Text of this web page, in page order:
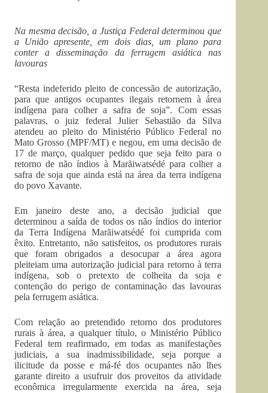
Na mesma decisão, a Justiça Federal determinou que
a União apresente, em dois dias, um plano para
conter a disseminação da ferrugem asiática nas
lavouras
“Resta indeferido pleito de concessão de autorização,
para que antigos ocupantes ilegais retornem à área
indígena para colher a safra de soja”. Com essas
palavras, o juiz federal Julier Sebastião da Silva
atendeu ao pleito do Ministério Público Federal no
Mato Grosso (MPF/MT) e negou, em uma decisão de
17 de março, qualquer pedido que seja feito para o
retorno de não índios à Marãiwatsédé para colher a
safra de soja que ainda está na área da terra indígena
do povo Xavante.
Em janeiro deste ano, a decisão judicial que
determinou a saída de todos os não índios do interior
da Terra Indígena Marãiwatsédé foi cumprida com
êxito. Entretanto, não satisfeitos, os produtores rurais
que foram obrigados a desocupar a área agora
pleiteiam uma autorização judicial para retorno à terra
indígena, sob o pretexto de colheita da soja e
contenção do perigo de contaminação das lavouras
pela ferrugem asiática.
Com relação ao pretendido retorno dos produtores
rurais à área, a qualquer título, o Ministério Público
Federal tem reafirmado, em todas as manifestações
judiciais, a sua inadmissibilidade, seja porque a
ilicitude da posse e má-fé dos ocupantes não lhes
garante direito a usufruir dos proveitos da atividade
econômica irregularmente exercida na área, seja